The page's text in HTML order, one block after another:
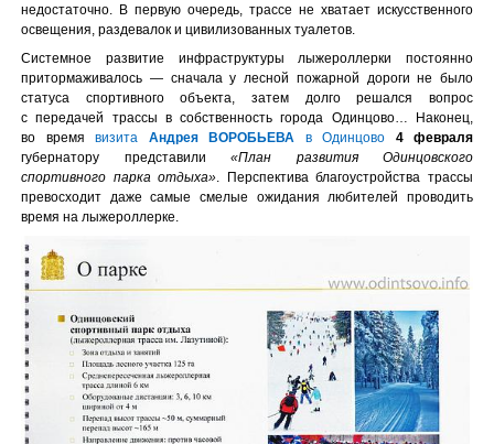
недостаточно. В первую очередь, трассе не хватает искусственного
освещения, раздевалок и цивилизованных туалетов.
Системное развитие инфраструктуры лыжероллерки постоянно
притормаживалось — сначала у лесной пожарной дороги не было
статуса спортивного объекта, затем долго решался вопрос
с передачей трассы в собственность города Одинцово… Наконец,
во время визита Андрея ВОРОБЬЕВА в Одинцово
4 февраля
губернатору представили «План развития Одинцовского
спортивного парка отдыха» . Перспектива благоустройства трассы
превосходит даже самые смелые ожидания любителей проводить
время на лыжероллерке.